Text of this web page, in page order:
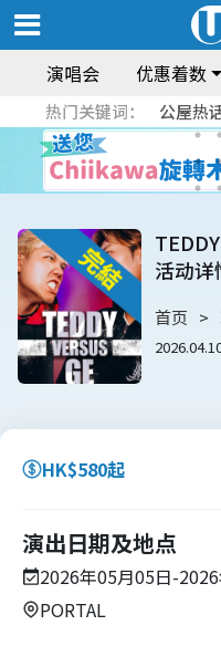
演唱会 优惠着数
热门关键词： 公屋热
活动
首页
HK$580起
演出日期及地点
2026年05月05日-
PORTAL